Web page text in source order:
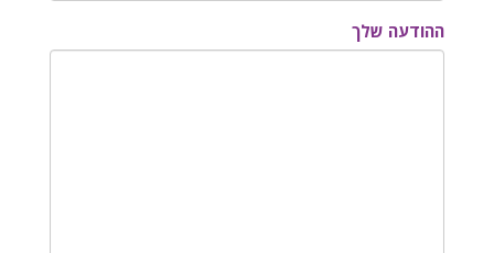
ההודעה שלך